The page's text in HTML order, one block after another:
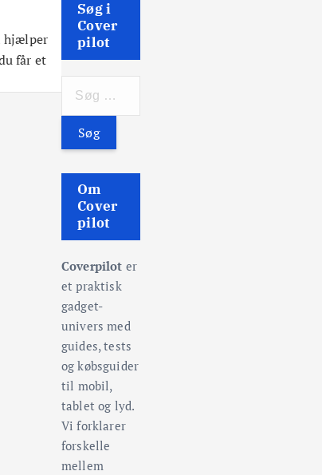
hjælper
får et
Søg i
Cover
pilot
:
Om
Cover
pilot
Coverpilot er
et praktisk
gadget-
univers med
guides, tests
og købsguider
til mobil,
tablet og lyd.
Vi forklarer
forskelle
mellem